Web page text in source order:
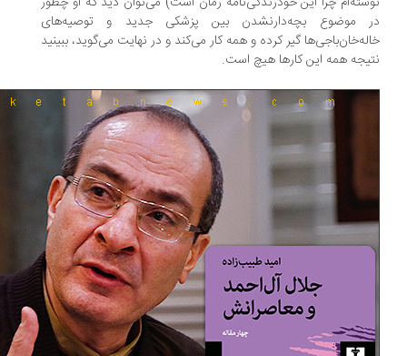
موضوع بچه‌دارنشدن بین پزشکی جدید و توصیه‌های
گیر کرده و همه‌ کار می‌کند و در نهایت می‌گوید، ببینید
همه‌ این کارها هیچ است.